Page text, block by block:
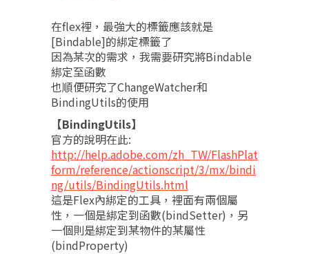
在flex裡，最強大的標籤應該就是
[Bindable]的綁定標籤了
因為某次的需求，我需要研究將Bindable
綁定至函數
也順便研究了ChangeWatcher和
BindingUtils的使用
【BindingUtils】
官方的說明在此:
http://help.adobe.com/zh_TW/FlashPlat
form/reference/actionscript/3/mx/bindi
ng/utils/BindingUtils.html
這是Flex內綁定的工具，裡面有兩個屬
性，一個是綁定到函數(bindSetter)，另
一個則是綁定到某物件的某屬性
(bindProperty)